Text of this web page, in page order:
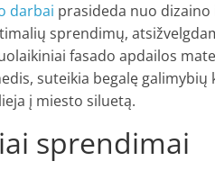
darbai prasideda nuo
sprendimų,
fasado apdailos
suteikia begalę
į miesto siluetą.
sprendimai